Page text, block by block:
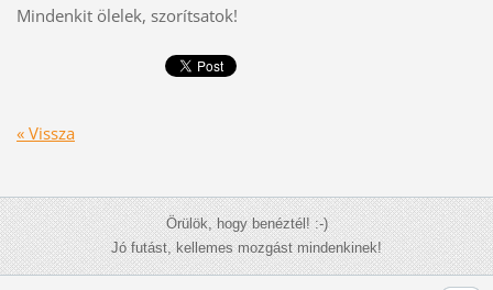
Mindenkit ölelek, szorítsatok!
« Vissza
Örülök, hogy benéztél! :-)
Jó futást, kellemes mozgást mindenkinek!